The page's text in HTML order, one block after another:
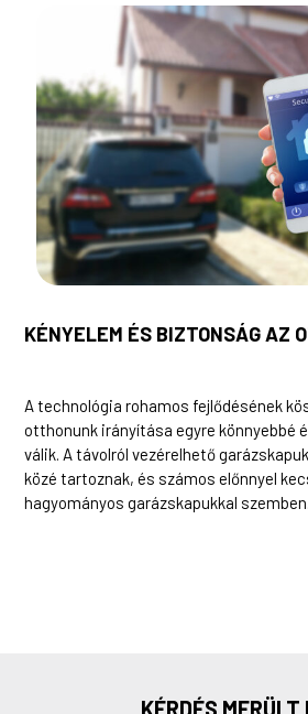
KÉNYELEM ÉS BIZTONSÁG AZ
A technológia rohamos fejlődésének
otthonunk irányítása egyre könnyebbé
válik. A távolról vezérelhető
közé tartoznak, és számos előnnyel
hagyományos garázskapukkal szemben.
KÉRDÉS MERÜLT